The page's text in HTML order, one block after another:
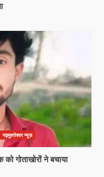
न्यूज़
गोताखोरों ने बचाया